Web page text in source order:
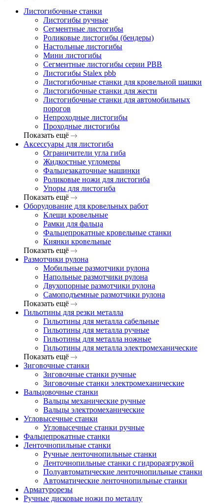
Листогибочные станки
Листогибы ручные
Сегментные листогибы
Роликовые листогибы (бендеры)
Настольные листогибы
Мини листогибы
Сегментные листогибы серии PBB
Листогибы Stalex pbb
Листогибочные станки для кровельной шашки
Листогибочные станки для жести
Листогибочные станки для автомобильных
порогов
Непроходные листогибы
Проходные листогибы
Показать ещё
Аксессуары для листогиба
Ограничители угла гиба
Жидкостные угломеры
Фальцезакаточные машинки
Роликовые ножи для листогиба
Упоры для листогиба
Показать ещё
Оборудование для кровельных работ
Клещи кровельные
Рамки для фальца
Фальцепрокатные кровельные станки
Киянки кровельные
Показать ещё
Размотчики рулона
Мобильные размотчики рулона
Напольные размотчики рулона
Двухопорные размотчики рулона
Самоподъемные размотчики рулона
Показать ещё
Гильотины для резки металла
Гильотины для металла сабельные
Гильотины для металла ручные
Гильотины для металла ножные
Гильотины для металла электромеханические
Показать ещё
Зиговочные станки
Зиговочные станки ручные
Зиговочные станки электромеханические
Вальцовочные станки
Вальцы механические ручные
Вальцы электромеханические
Угловысечные станки
Угловысечные станки ручные
Фальцепрокатные станки
Ленточнопильные станки
Ручные ленточнопильные станки
Ленточнопильные станки с гидроразгрузкой
Полуавтоматические ленточнопильные станки
Автоматические ленточнопильные станки
Арматурорезы
Ручные дисковые ножи по металлу